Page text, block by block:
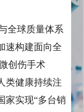
全球质量体系
速构建面向全
创伤手术
类健康持续注
家实现“多台销